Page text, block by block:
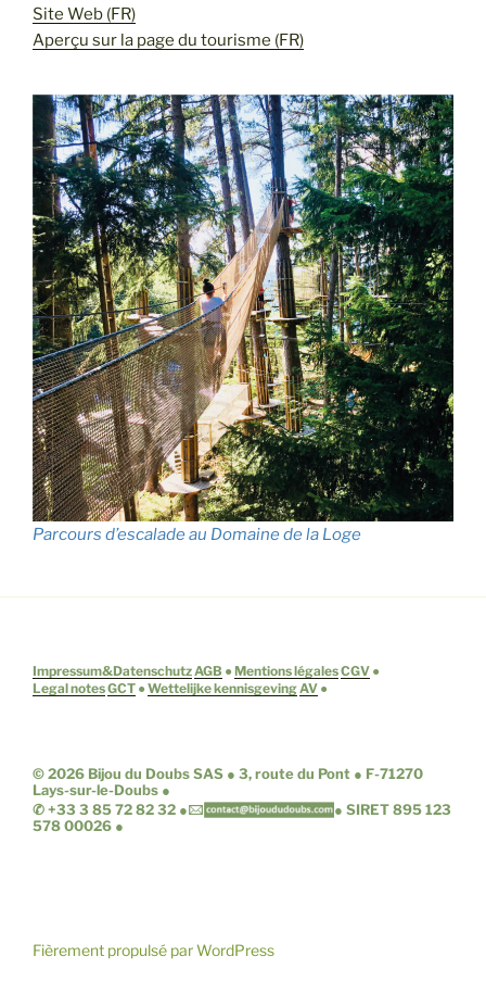
Site Web (FR)
Aperçu sur la page du tourisme (FR)
Parcours d’escalade au Domaine de la Loge
Impressum&DatenschutzAGB ●Mentions légalesCGV ●
Legal notesGCT ●Wettelijke kennisgevingAV ●
© 2026 Bijou du Doubs SAS ● 3, route du Pont ● F-71270
Lays-sur-le-Doubs ●
✆ +33 3 85 72 82 32 ● ● SIRET 895 123
578 00026 ●
Fièrement propulsé par WordPress